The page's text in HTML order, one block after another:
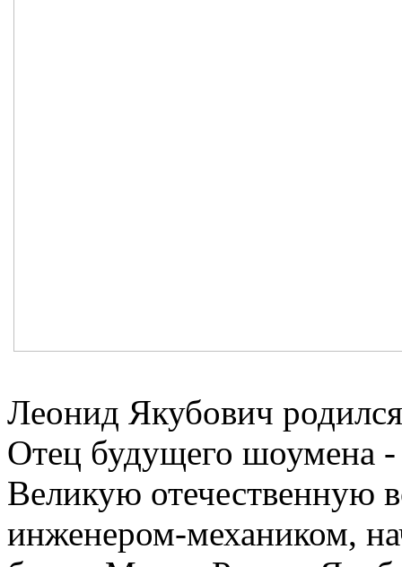
Леонид Якубович
Отец будущего шоумена
Великую отечественную
инженером-механиком,